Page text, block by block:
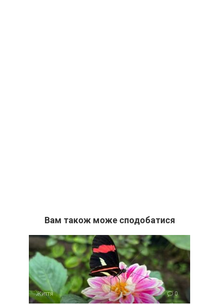
Вам також може сподобатися
Життя 0